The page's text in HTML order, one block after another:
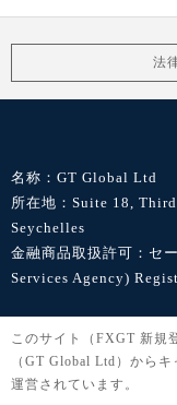
法
名称：GT Global Ltd
所在地：Suite 18,
Seychelles
金融商品取扱許可：セ
Services Agency)
このサイト（FXGT 新規
（GT Global Ltd）から
運営されています。